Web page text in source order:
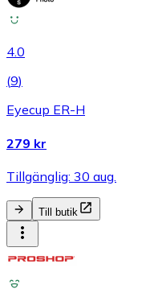
4.0
(9)
Eyecup ER-H
279 kr
Tillgänglig: 30 aug.
Till butik